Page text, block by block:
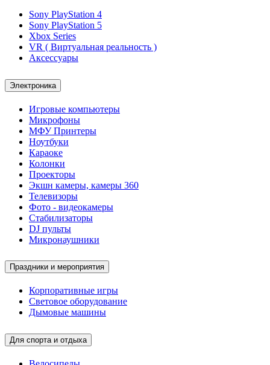
Sony PlayStation 4
Sony PlayStation 5
Xbox Series
VR ( Виртуальная реальность )
Аксессуары
Электроника
Игровые компьютеры
Микрофоны
МФУ Принтеры
Ноутбуки
Караоке
Колонки
Проекторы
Экшн камеры, камеры 360
Телевизоры
Фото - видеокамеры
Стабилизаторы
DJ пульты
Микронаушники
Праздники и мероприятия
Корпоративные игры
Световое оборудование
Дымовые машины
Для спорта и отдыха